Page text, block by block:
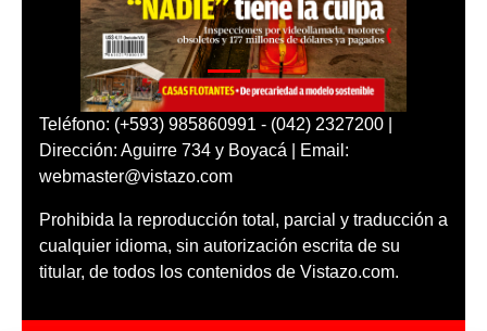
Teléfono: (+593) 985860991 - (042) 2327200 |
Dirección: Aguirre 734 y Boyacá | Email:
webmaster@vistazo.com
Prohibida la reproducción total, parcial y traducción a
cualquier idioma, sin autorización escrita de su
titular, de todos los contenidos de Vistazo.com.